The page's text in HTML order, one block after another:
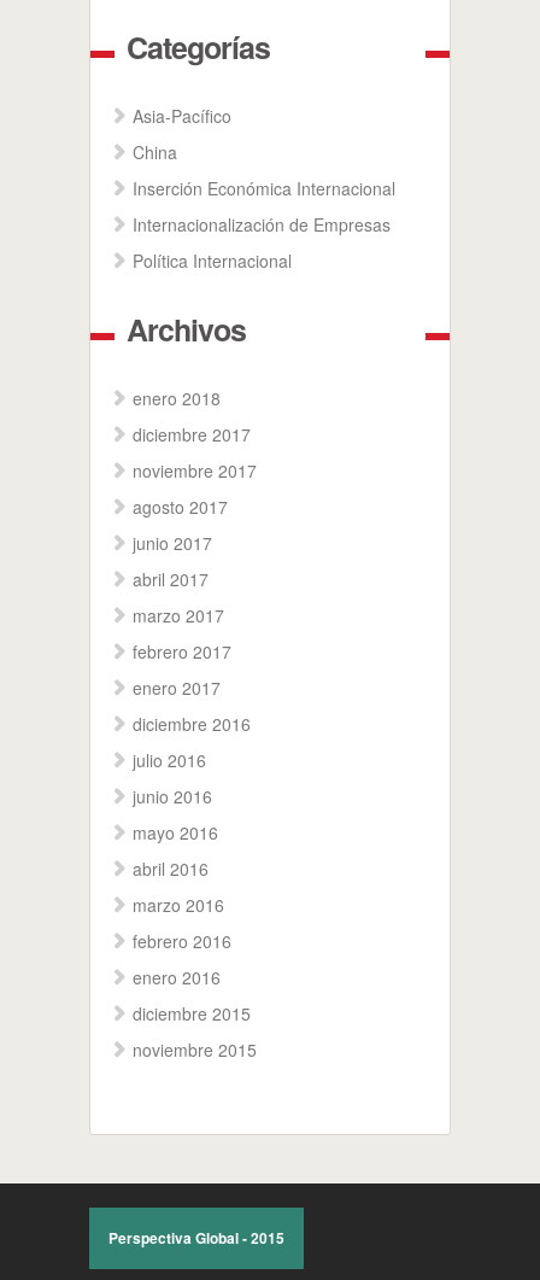
Categorías
Asia-Pacífico
China
Inserción Económica Internacional
Internacionalización de Empresas
Política Internacional
Archivos
enero 2018
diciembre 2017
noviembre 2017
agosto 2017
junio 2017
abril 2017
marzo 2017
febrero 2017
enero 2017
diciembre 2016
julio 2016
junio 2016
mayo 2016
abril 2016
marzo 2016
febrero 2016
enero 2016
diciembre 2015
noviembre 2015
Perspectiva Global - 2015